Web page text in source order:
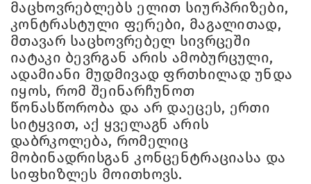
მაცხოვრებლებს ელით სიურპრიზები,
კონტრასტული ფერები, მაგალითად,
მთავარ საცხოვრებელ სივრცეში
იატაკი ბევრგან არის ამობურცული,
ადამიანი მუდმივად ფრთხილად უნდა
იყოს, რომ შეინარჩუნოთ
წონასწორობა და არ დაეცეს, ერთი
სიტყვით, აქ ყველაგნ არის
დაბრკოლება, რომელიც
მობინადრისგან კონცენტრაციასა და
სიფხიზლეს მოითხოვს.